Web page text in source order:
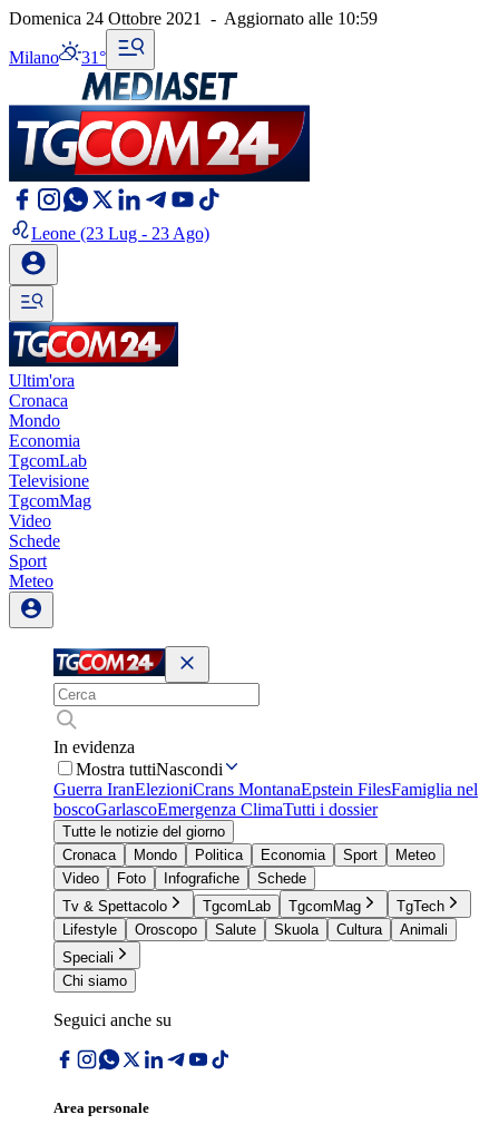
Domenica 24 Ottobre 2021 - Aggiornato alle 10:59
Milano 31°
Leone (23 Lug - 23 Ago)
Ultim'ora
Cronaca
Mondo
Economia
TgcomLab
Televisione
TgcomMag
Video
Schede
Sport
Meteo
In evidenza
Mostra tuttiNascondi
Guerra IranElezioniCrans MontanaEpstein FilesFamiglia nel
boscoGarlascoEmergenza ClimaTutti i dossier
Tutte le notizie del giorno
Cronaca
Mondo Politica Economia Sport
Meteo
Video
Foto Infografiche
Schede
Tv & Spettacolo
TgcomLab TgcomMag
TgTech
Lifestyle
Oroscopo Salute Skuola Cultura
Animali
Speciali
Chi siamo
Seguici anche su
Area personale